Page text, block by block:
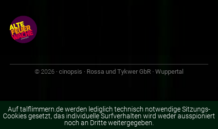
© 2026 · cinopsis · Rossa und Tykwer GbR · Wuppertal
Auf talflimmern.de werden lediglich technisch notwendige Sitzungs-
Cookies gesetzt, das individuelle Surfverhalten wird weder ausspioniert
noch an Dritte weitergegeben.